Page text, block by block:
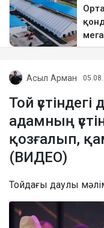
Асыл Арман
Той
адамның
қозғалып,
(ВИДЕО)
Тойдағы даулы